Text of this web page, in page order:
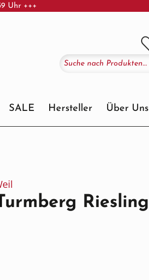
Uhr +++
SALE Hersteller Über Uns
Riesling